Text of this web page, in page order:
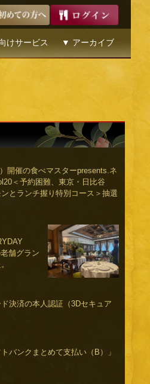
けサービス ▼ アーカイブ
開催の食べマスターpresents.ネ
＜予約困難、東京・日比谷
ンとランチ握り特別コース＞抽選
舗グラン
ド決済の本人認証（3Dセキュア
バンクまとめて支払い（B）」